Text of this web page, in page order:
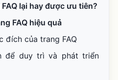
lại hay được ưu tiên?
FAQ hiệu quả
đích của trang FAQ
để duy trì và phát triển